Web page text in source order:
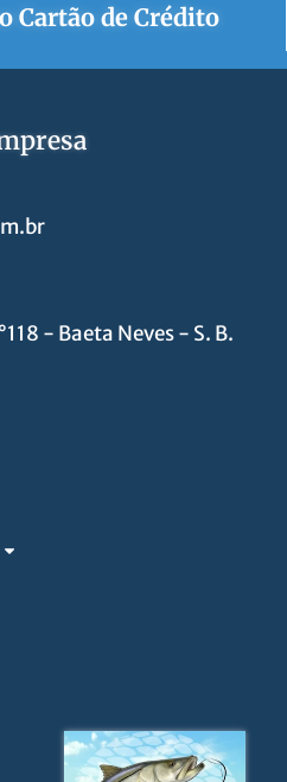
Cartão de Crédito
- Baeta Neves - S. B.